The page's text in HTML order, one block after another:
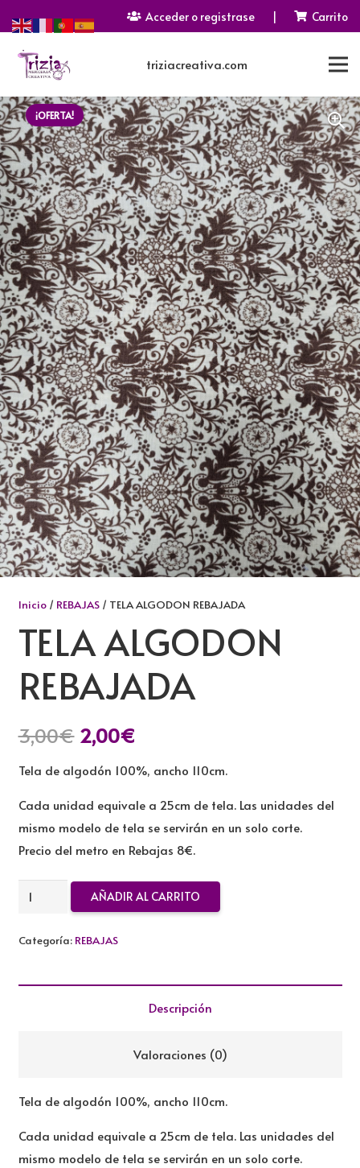
Acceder o registrase | Carrito
triziacreativa.com
¡OFERTA!
Inicio/ REBAJAS/ TELA ALGODON REBAJADA
TELA ALGODON
REBAJADA
3,00€ El
original
era:
3,00€.
2,00€
actual
es:
2,00€.
Tela de algodón 100%, ancho 110cm.
Cada unidad equivale a 25cm de tela. Las unidades del
mismo modelo de tela se servirán en un solo corte.
Precio del metro en Rebajas 8€.
TELA
ALGODON
REBAJADA
AÑADIR AL CARRITO
Categoría: REBAJAS
Descripción
Valoraciones (0)
Tela de algodón 100%, ancho 110cm.
Cada unidad equivale a 25cm de tela. Las unidades del
mismo modelo de tela se servirán en un solo corte.